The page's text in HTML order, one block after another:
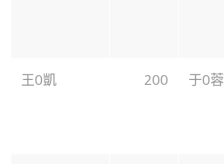
王0凱 200 于0蓉